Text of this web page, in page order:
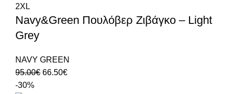
2XL
Navy&Green Πουλόβερ Ζιβάγκο – Light
Grey
NAVY GREEN
95.00€ 66.50€
-30%